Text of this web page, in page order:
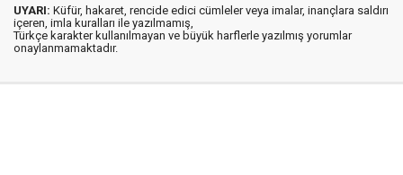
UYARI: Küfür, hakaret, rencide edici cümleler veya imalar, inançlara saldırı
içeren, imla kuralları ile yazılmamış,
Türkçe karakter kullanılmayan ve büyük harflerle yazılmış yorumlar
onaylanmamaktadır.